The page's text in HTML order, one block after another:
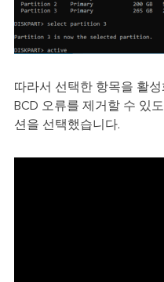
따라서 선택한 항목을 활
BCD 오류를 제거할 수 있
션을 선택했습니다.